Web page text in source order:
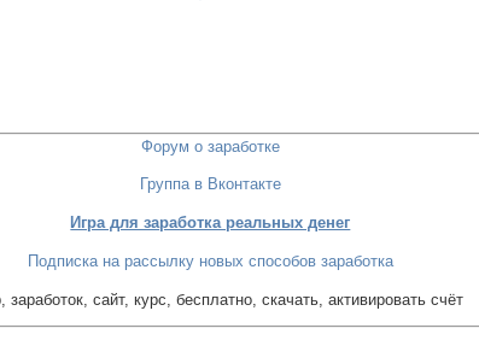
Форум о заработке
Группа в Вконтакте
Игра для заработка реальных денег
Подписка на рассылку новых способов заработка
сайт, курс, бесплатно, скачать, активировать счёт